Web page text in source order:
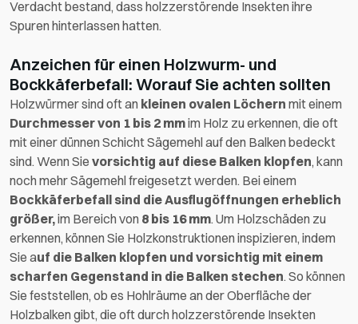
Verdacht bestand, dass holzzerstörende Insekten ihre
Spuren hinterlassen hatten.
Anzeichen für einen Holzwurm- und
Bockkäferbefall: Worauf Sie achten sollten
Holzwürmer sind oft an kleinen ovalen Löchern mit einem
Durchmesser von 1 bis 2 mmim Holz zu erkennen, die oft
mit einer dünnen Schicht Sägemehl auf den Balken bedeckt
sind. Wenn Sie vorsichtig auf diese Balken klopfen, kann
noch mehr Sägemehl freigesetzt werden. Bei einem
Bockkäferbefall sind die Ausflugöffnungen erheblich
größer,im Bereich von 8 bis 16 mm. Um Holzschäden zu
erkennen, können Sie Holzkonstruktionen inspizieren, indem
Sie auf die Balken klopfen und vorsichtig mit einem
scharfen Gegenstand in die Balken stechen. So können
Sie feststellen, ob es Hohlräume an der Oberfläche der
Holzbalken gibt, die oft durch holzzerstörende Insekten